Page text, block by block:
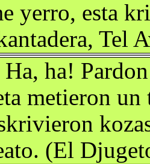
yerro, esta
Tel
ha!
metieron un
(El